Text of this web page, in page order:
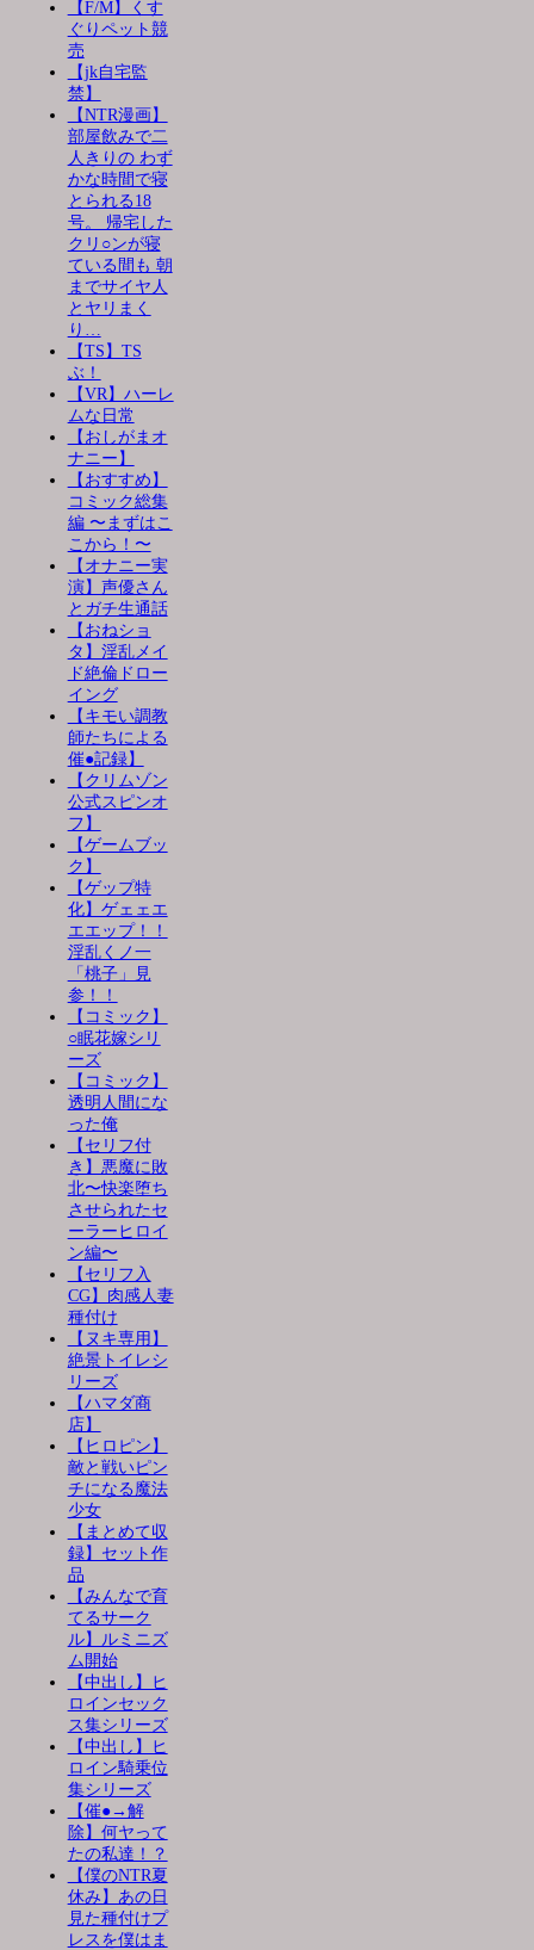
【F/M】くす
ぐりペット競
売
【jk自宅監
禁】
【NTR漫画】
部屋飲みで二
人きりの わず
かな時間で寝
とられる18
号。 帰宅した
クリ○ンが寝
ている間も 朝
までサイヤ人
とヤリまく
り…
【TS】TS
ぶ！
【VR】ハーレ
ムな日常
【おしがまオ
ナニー】
【おすすめ】
コミック総集
編 〜まずはこ
こから！〜
【オナニー実
演】声優さん
とガチ生通話
【おねショ
タ】淫乱メイ
ド絶倫ドロー
イング
【キモい調教
師たちによる
催●記録】
【クリムゾン
公式スピンオ
フ】
【ゲームブッ
ク】
【ゲップ特
化】ゲェェエ
エエップ！！
淫乱くノ一
「桃子」見
参！！
【コミック】
○眠花嫁シリ
ーズ
【コミック】
透明人間にな
った俺
【セリフ付
き】悪魔に敗
北〜快楽堕ち
させられたセ
ーラーヒロイ
ン編〜
【セリフ入
CG】肉感人妻
種付け
【ヌキ専用】
絶景トイレシ
リーズ
【ハマダ商
店】
【ヒロピン】
敵と戦いピン
チになる魔法
少女
【まとめて収
録】セット作
品
【みんなで育
てるサーク
ル】ルミニズ
ム開始
【中出し】ヒ
ロインセック
ス集シリーズ
【中出し】ヒ
ロイン騎乗位
集シリーズ
【催●→解
除】何ヤって
たの私達！？
【僕のNTR夏
休み】あの日
見た種付けプ
レスを僕はま